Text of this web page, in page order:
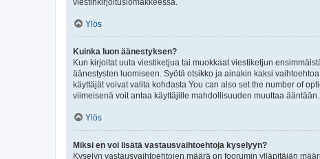
viestinkirjoituslomakkeessa.
Ylös
Kuinka luon äänestyksen?
Kun kirjoitat uuta viestiketjua tai muokkaat viestiketjun
äänestysten luomiseen. Syötä otsikko ja ainakin kaksi
käyttäjät voivat valita kohdasta You can also set the number of
viimeisenä voit antaa käyttäjille mahdollisuuden muuttaa ääntään.
Ylös
Miksi en voi lisätä vastausvaihtoehtoja kyselyyn?
Kyselyn vastausvaihtoehtojen määrä on foorumin ylläpitäjän